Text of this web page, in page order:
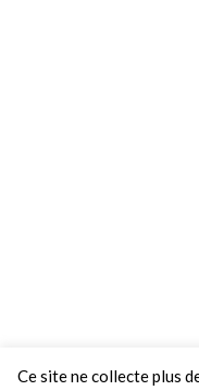
Ce site ne collecte plus